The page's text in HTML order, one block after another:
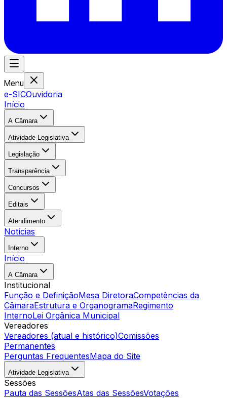
Menu
e-SICOuvidoria
Início
A Câmara
Atividade Legislativa
Legislação
Transparência
Concursos
Editais
Atendimento
Notícias
Interno
Início
A Câmara
Institucional
Função e DefiniçãoMesa DiretoraCompetências da
CâmaraEstrutura e OrganogramaRegimento
InternoLei Orgânica Municipal
Vereadores
Vereadores (atual e histórico)Comissões
Permanentes
Perguntas FrequentesMapa do Site
Atividade Legislativa
Sessões
Pauta das SessõesAtas das SessõesVotações